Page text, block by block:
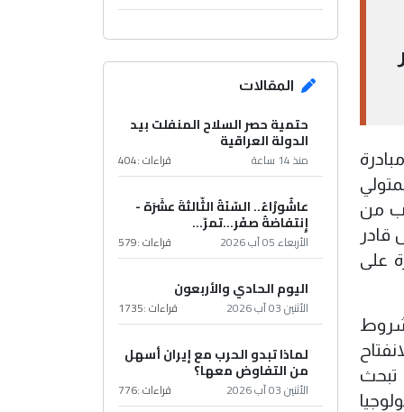
من
قادر
على
شروط
تبحث
المقالات
حتمية حصر السلاح المنفلت بيد
الدولة العراقية
منذ 14 ساعة قراءات :404
عاشُورْاءُ.. السّنَةُ الثّالثةَ عشَرَة -
إِنتفاضةُ صفَر…تمرّ...
الأربعاء 05 آب 2026 قراءات :579
اليوم الحادي والأربعون
الأثنين 03 آب 2026 قراءات :1735
لماذا تبدو الحرب مع إيران أسهل
من التفاوض معها؟
الأثنين 03 آب 2026 قراءات :776